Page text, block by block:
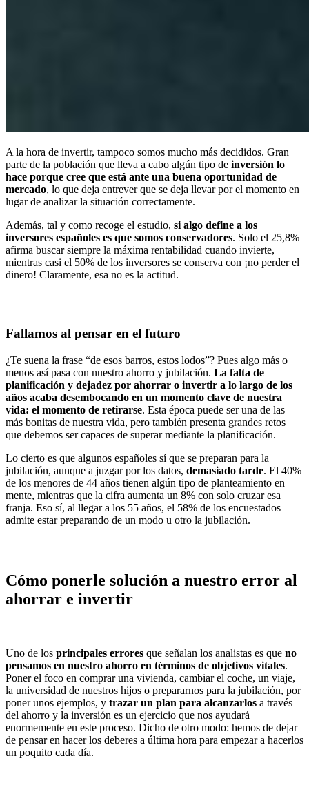
A la hora de invertir, tampoco somos mucho más decididos. Gran
parte de la población que lleva a cabo algún tipo de inversión lo
hace porque cree que está ante una buena oportunidad de
mercado, lo que deja entrever que se deja llevar por el momento en
lugar de analizar la situación correctamente.
Además, tal y como recoge el estudio, si algo define a los
inversores españoles es que somos conservadores. Solo el 25,8%
afirma buscar siempre la máxima rentabilidad cuando invierte,
mientras casi el 50% de los inversores se conserva con ¡no perder el
dinero! Claramente, esa no es la actitud.
Fallamos al pensar en el futuro
¿Te suena la frase “de esos barros, estos lodos”? Pues algo más o
menos así pasa con nuestro ahorro y jubilación. La falta de
planificación y dejadez por ahorrar o invertir a lo largo de los
años acaba desembocando en un momento clave de nuestra
vida: el momento de retirarse. Esta época puede ser una de las
más bonitas de nuestra vida, pero también presenta grandes retos
que debemos ser capaces de superar mediante la planificación.
Lo cierto es que algunos españoles sí que se preparan para la
jubilación, aunque a juzgar por los datos, demasiado tarde. El 40%
de los menores de 44 años tienen algún tipo de planteamiento en
mente, mientras que la cifra aumenta un 8% con solo cruzar esa
franja. Eso sí, al llegar a los 55 años, el 58% de los encuestados
admite estar preparando de un modo u otro la jubilación.
Cómo ponerle solución a nuestro error al
ahorrar e invertir
Uno de los principales errores que señalan los analistas es que no
pensamos en nuestro ahorro en términos de objetivos vitales.
Poner el foco en comprar una vivienda, cambiar el coche, un viaje,
la universidad de nuestros hijos o prepararnos para la jubilación, por
poner unos ejemplos, y trazar un plan para alcanzarlos a través
del ahorro y la inversión es un ejercicio que nos ayudará
enormemente en este proceso. Dicho de otro modo: hemos de dejar
de pensar en hacer los deberes a última hora para empezar a hacerlos
un poquito cada día.